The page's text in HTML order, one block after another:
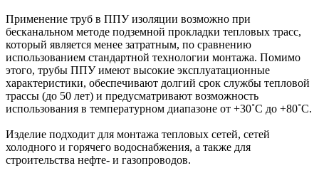
Применение труб в ППУ изоляции возможно при
бесканальном методе подземной прокладки тепловых трасс,
который является менее затратным, по сравнению
использованием стандартной технологии монтажа. Помимо
этого, трубы ППУ имеют высокие эксплуатационные
характеристики, обеспечивают долгий срок службы тепловой
трассы (до 50 лет) и предусматривают возможность
использования в температурном диапазоне от +30˚C до +80˚C.
Изделие подходит для монтажа тепловых сетей, сетей
холодного и горячего водоснабжения, а также для
строительства нефте- и газопроводов.